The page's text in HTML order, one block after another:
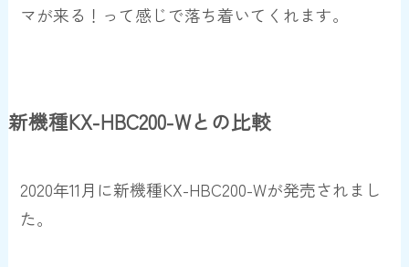
マが来る！って感じで落ち着いてくれます。
新機種KX-HBC200-Wとの比較
2020年11月に新機種KX-HBC200-Wが発売されまし
た。